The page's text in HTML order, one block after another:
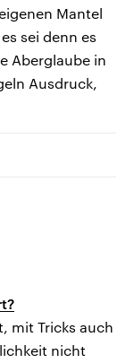
Mantel
sei denn es
Aberglaube in
Ausdruck,
mit Tricks auch
nicht